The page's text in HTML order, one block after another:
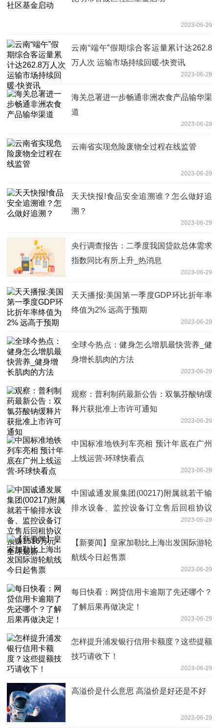
2023-06-29
云南“端午”假期综合客运量累计达262.8
万人次 运输市场持续回暖-快资讯
2023-06-29
海关总署进一步畅通非洲农食产品输华渠
道
2023-06-29
云南省实现危险废物全过程在线监管
2023-06-29
天天快报!食品安全追溯谁？怎么做好追
溯？
2023-06-29
央行调查报告：二季度我国贷款总体需求
指数同比有所上升_热消息
2023-06-29
天天播报:美国第一季度GDP环比折年率
终值为2% 远高于预期
2023-06-29
全球今热点：健身怎么增肌最快营养_健
身增长肌肉的方法
2023-06-29
观察：普利制药最新公告：双氯芬酸钠缓
释片获批准上市许可通知
2023-06-29
中国标准地铁列车亮相 预计年底在广州
上线运营-环球快看点
2023-06-29
中国诚通发展集团(00217)附属就若干输
排水设备、监控设备订立售后回租协议
2023-06-29
【新要闻】皇家加勒比上海出发国际游轮
航线今日起售票
2023-06-29
每日快看：网贷信用卡逾期了先还哪个？
了解后果再做决定！
2023-06-29
怎样提升浦发银行信用卡额度？这些提额
技巧请收下！
2023-06-29
高溢价是什么意思 高溢价是好还是不好
2023-06-29